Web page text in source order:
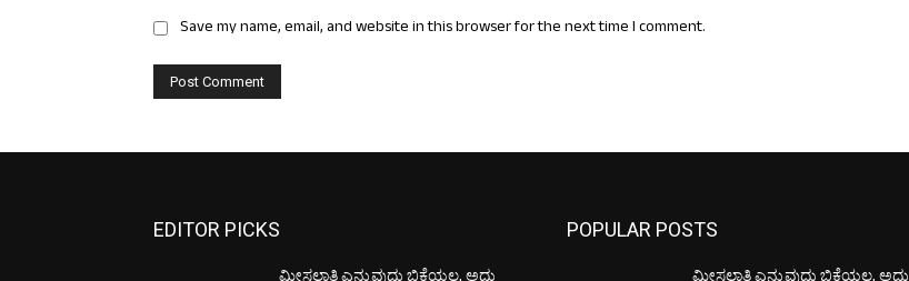
Save my name, email, and website in this browser for the next time I comment.
EDITOR PICKS
ಮೀಸಲಾತಿ ಎನ್ನುವುದು ಭಿಕ್ಷೆಯಲ್ಲ, ಅದು
POPULAR POSTS
ಮೀಸಲಾತಿ ಎನ್ನುವುದು ಭಿಕ್ಷೆಯಲ್ಲ, ಅದು